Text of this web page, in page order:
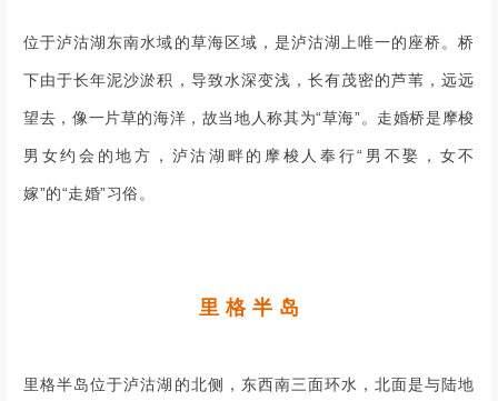
位于泸沽湖东南水域的草海区域，是泸沽湖上唯一的座桥。桥
下由于长年泥沙淤积，导致水深变浅，长有茂密的芦苇，远远
望去，像一片草的海洋，故当地人称其为“草海”。走婚桥是摩梭
男女约会的地方，泸沽湖畔的摩梭人奉行“男不娶，女不
嫁”的“走婚”习俗。
里 格 半 岛
里格半岛位于泸沽湖的北侧，东西南三面环水，北面是与陆地